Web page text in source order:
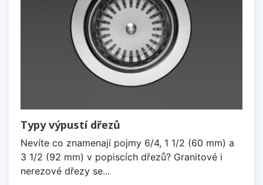
Typy výpustí dřezů
Nevíte co znamenají pojmy 6/4, 1 1/2 (60 mm) a
3 1/2 (92 mm) v popiscích dřezů? Granitové i
nerezové dřezy se...